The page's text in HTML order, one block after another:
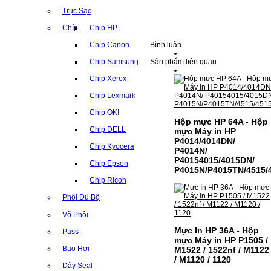
Trục Sạc
Chíp Chip HP
Chip Canon
Chip Samsung
Chip Xerox
Chip Lexmark
Chip OKI
Chip DELL
Chip Kyocera
Chip Epson
Chip Ricoh
Phôi Đủ Bộ
Võ Phôi
Pass
Bao Hơi
Dây Seal
Bình luận
Sản phẩm liên quan
Hộp mực HP 64A - Hộp
mực Máy in HP
P4014/4014DN/
P4014N/
P40154015/4015DN/
P4015N/P4015TN/4515/
Mực In HP 36A - Hộp
mực Máy in HP P1505 /
M1522 / 1522nf / M1122
/ M1120 / 1120